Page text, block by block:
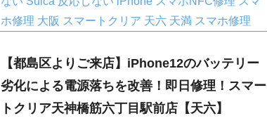
ホ修理 大阪 スマートクリア 天六 天満 スマホ修理
【都島区よりご来店】iPhone12のバッテリー
劣化による電源落ちを改善！即日修理！スマー
トクリア天神橋筋六丁目駅前店【天六】